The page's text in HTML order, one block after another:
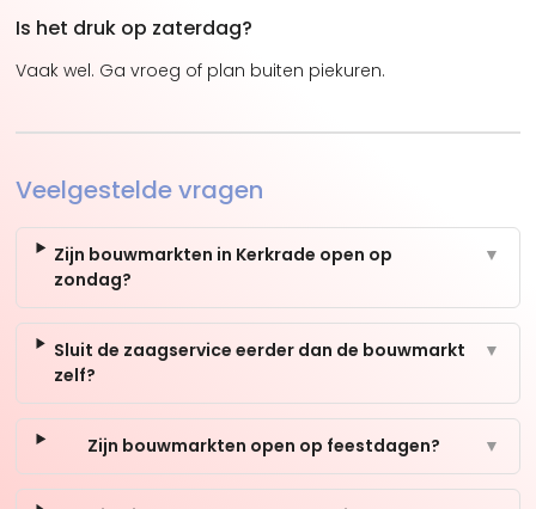
Is het druk op zaterdag?
Vaak wel. Ga vroeg of plan buiten piekuren.
Veelgestelde vragen
Zijn bouwmarkten in Kerkrade open op
zondag?
▼
Sluit de zaagservice eerder dan de bouwmarkt
zelf?
▼
Zijn bouwmarkten open op feestdagen? ▼